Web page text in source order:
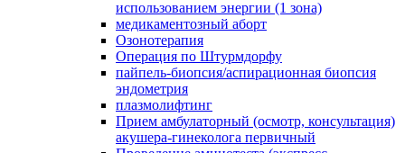
использованием энергии (1 зона)
медикаментозный аборт
Озонотерапия
Операция по Штурмдорфу
пайпель-биопсия/аспирационная биопсия
эндометрия
плазмолифтинг
Прием амбулаторный (осмотр, консультация)
акушера-гинеколога первичный